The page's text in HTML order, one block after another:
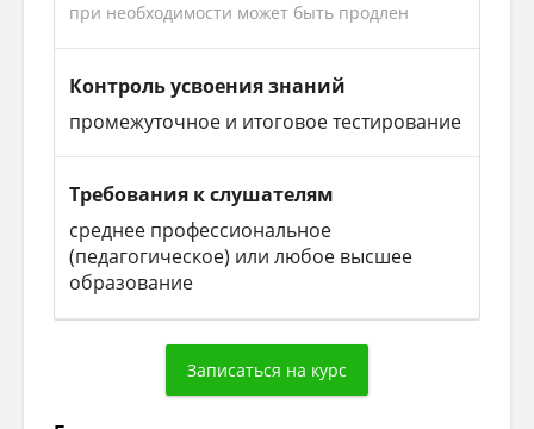
при необходимости может быть продлен
Контроль усвоения знаний
промежуточное и итоговое тестирование
Требования к слушателям
среднее профессиональное
(педагогическое) или любое высшее
образование